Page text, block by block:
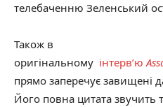
телебаченню Зеленський
Також в
оригінальному інтерв’ю
прямо заперечує завищені
Його повна цитата звучить